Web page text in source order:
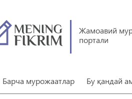
Жамоавий
портали
Барча мурожаатлар Бу қандай